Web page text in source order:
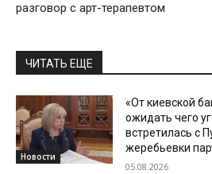
разговор с арт-терапевтом
ЧИТАТЬ ЕЩЕ
Новости
«От киевской
ожидать чего
встретилась с
жеребьевки
05.08.2026